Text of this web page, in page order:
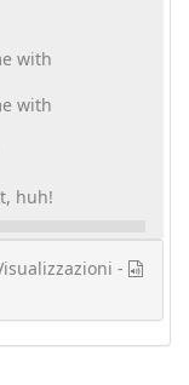
with
with
huh!
-